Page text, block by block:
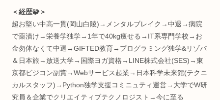
・ライフハック
などのお役立ち情報をお届けする、複合系オウンドメディ
(月間1万PV)
読みやすさ重視でうっとうしい広告付けてません。が、お
困ったら許して(๑ ❛ ֊ ❛„)